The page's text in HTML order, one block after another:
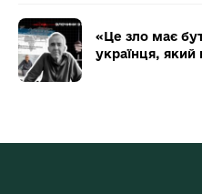
«Це зло має
українця, який